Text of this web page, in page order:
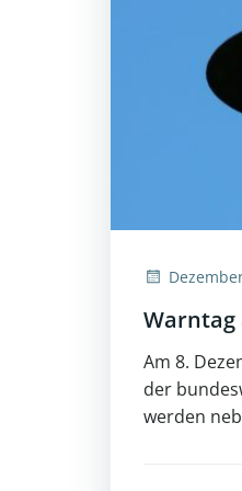
Warntag
Am 8.
der
werden